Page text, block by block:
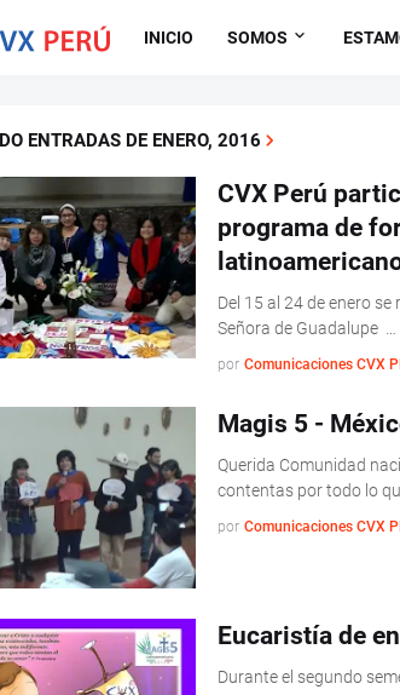
INICIO SOMOS
ENTRADAS DE ENERO, 2016
CVX Perú
programa de
Del 15 al 24 de enero
Señora de Guadalupe …
por Comunicaciones CVX
Magis 5 -
Querida Comunidad
contentas por todo lo
por Comunicaciones CVX
Eucaristía de
Durante el segundo